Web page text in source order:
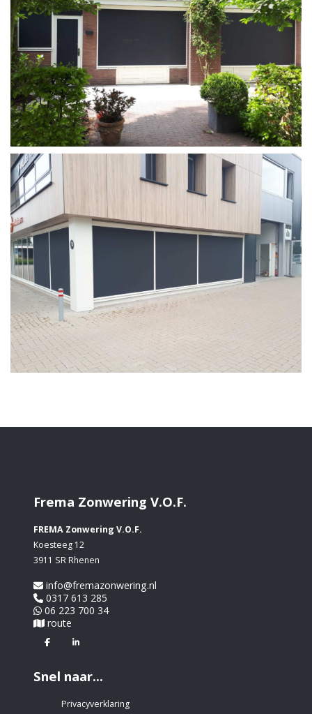
Frema Zonwering V.O.F.
FREMA Zonwering V.O.F.
Koesteeg 12
3911 SR Rhenen
info@fremazonwering.nl
0317 613 285
06 223 700 34
route
FacebookLinkedin
Snel naar...
Privacyverklaring